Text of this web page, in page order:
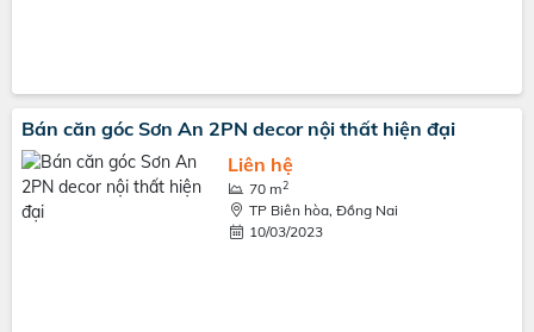
Bán căn góc Sơn An 2PN decor nội thất hiện đại
Liên hệ
70 m2
TP Biên hòa, Đồng Nai
10/03/2023